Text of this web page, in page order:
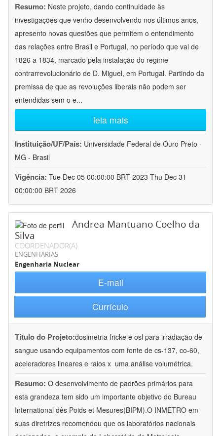
Resumo: Neste projeto, dando continuidade às
investigações que venho desenvolvendo nos últimos anos,
apresento novas questões que permitem o entendimento
das relações entre Brasil e Portugal, no período que vai de
1826 a 1834, marcado pela instalação do regime
contrarrevolucionário de D. Miguel, em Portugal. Partindo da
premissa de que as revoluções liberais não podem ser
entendidas sem o e...
leia mais
Instituição/UF/País: Universidade Federal de Ouro Preto -
MG - Brasil
Vigência: Tue Dec 05 00:00:00 BRT 2023-Thu Dec 31
00:00:00 BRT 2026
Andrea Mantuano Coelho da
Silva
COORDENADOR(A)
ENGENHARIAS
Engenharia Nuclear
E-mail
Currículo
Título do Projeto:dosimetria fricke e osl para irradiação de
sangue usando equipamentos com fonte de cs-137, co-60,
aceleradores lineares e raios x  uma análise volumétrica.
Resumo: O desenvolvimento de padrões primários para
esta grandeza tem sido um importante objetivo do Bureau
International dês Poids et Mesures(BIPM).O INMETRO em
suas diretrizes recomendou que os laboratórios nacionais